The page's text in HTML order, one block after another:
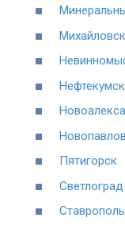
Михайловск
Нефтекумск
Пятигорск
Светлоград
Ставрополь